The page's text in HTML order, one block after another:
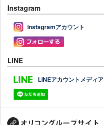
Instagram
Instagramアカウント
LINE
LINEアカウントメディア